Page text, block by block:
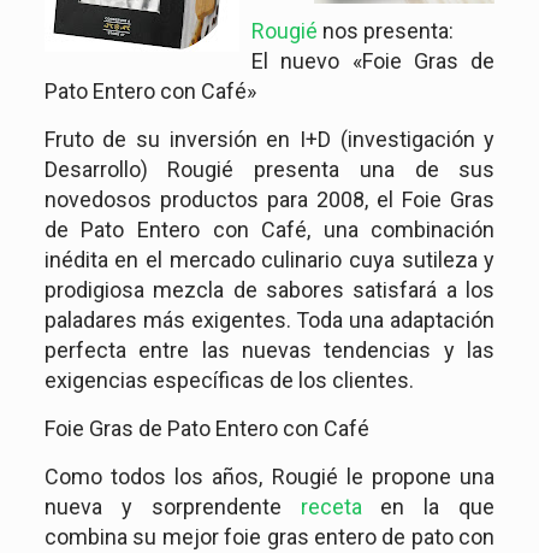
Rougié nos presenta:
El nuevo «Foie Gras de
Pato Entero con Café»
Fruto de su inversión en I+D (investigación y
Desarrollo) Rougié presenta una de sus
novedosos productos para 2008, el Foie Gras
de Pato Entero con Café, una combinación
inédita en el mercado culinario cuya sutileza y
prodigiosa mezcla de sabores satisfará a los
paladares más exigentes. Toda una adaptación
perfecta entre las nuevas tendencias y las
exigencias específicas de los clientes.
Foie Gras de Pato Entero con Café
Como todos los años, Rougié le propone una
nueva y sorprendente receta en la que
combina su mejor foie gras entero de pato con